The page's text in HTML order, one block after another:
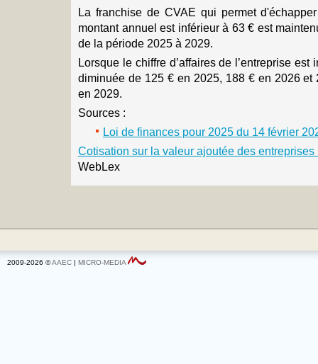
La franchise de CVAE qui permet
montant annuel est inférieur à 63 € est
de la période 2025 à 2029.
Lorsque le chiffre d’affaires de l’entreprise
diminuée de 125 € en 2025, 188 € en 2026
en 2029.
Sources :
Loi de finances pour 2025 du 14 février
Cotisation sur la valeur ajoutée des entreprises
WebLex
2009-2026 ©AAEC | MICRO-MEDIA